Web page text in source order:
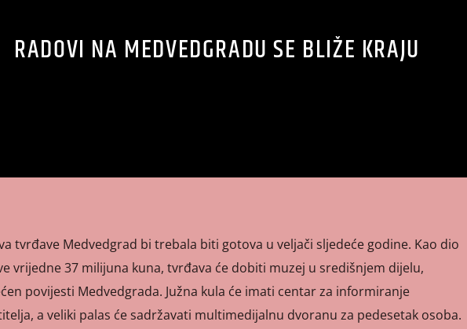
RADOVI NA MEDVEDGRADU SE BLIŽE KRAJU
tvrđave Medvedgrad bi trebala biti gotova u veljači sljedeće godine. Kao dio
vrijedne 37 milijuna kuna, tvrđava će dobiti muzej u središnjem dijelu,
povijesti Medvedgrada. Južna kula će imati centar za informiranje
a veliki palas će sadržavati multimedijalnu dvoranu za pedesetak osoba.